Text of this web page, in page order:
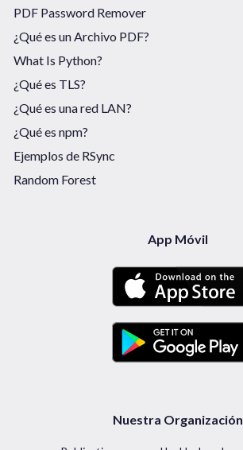
PDF Password Remover
¿Qué es un Archivo PDF?
What Is Python?
¿Qué es TLS?
¿Qué es una red LAN?
¿Qué es npm?
Ejemplos de RSync
Random Forest
App Móvil
Nuestra Organización